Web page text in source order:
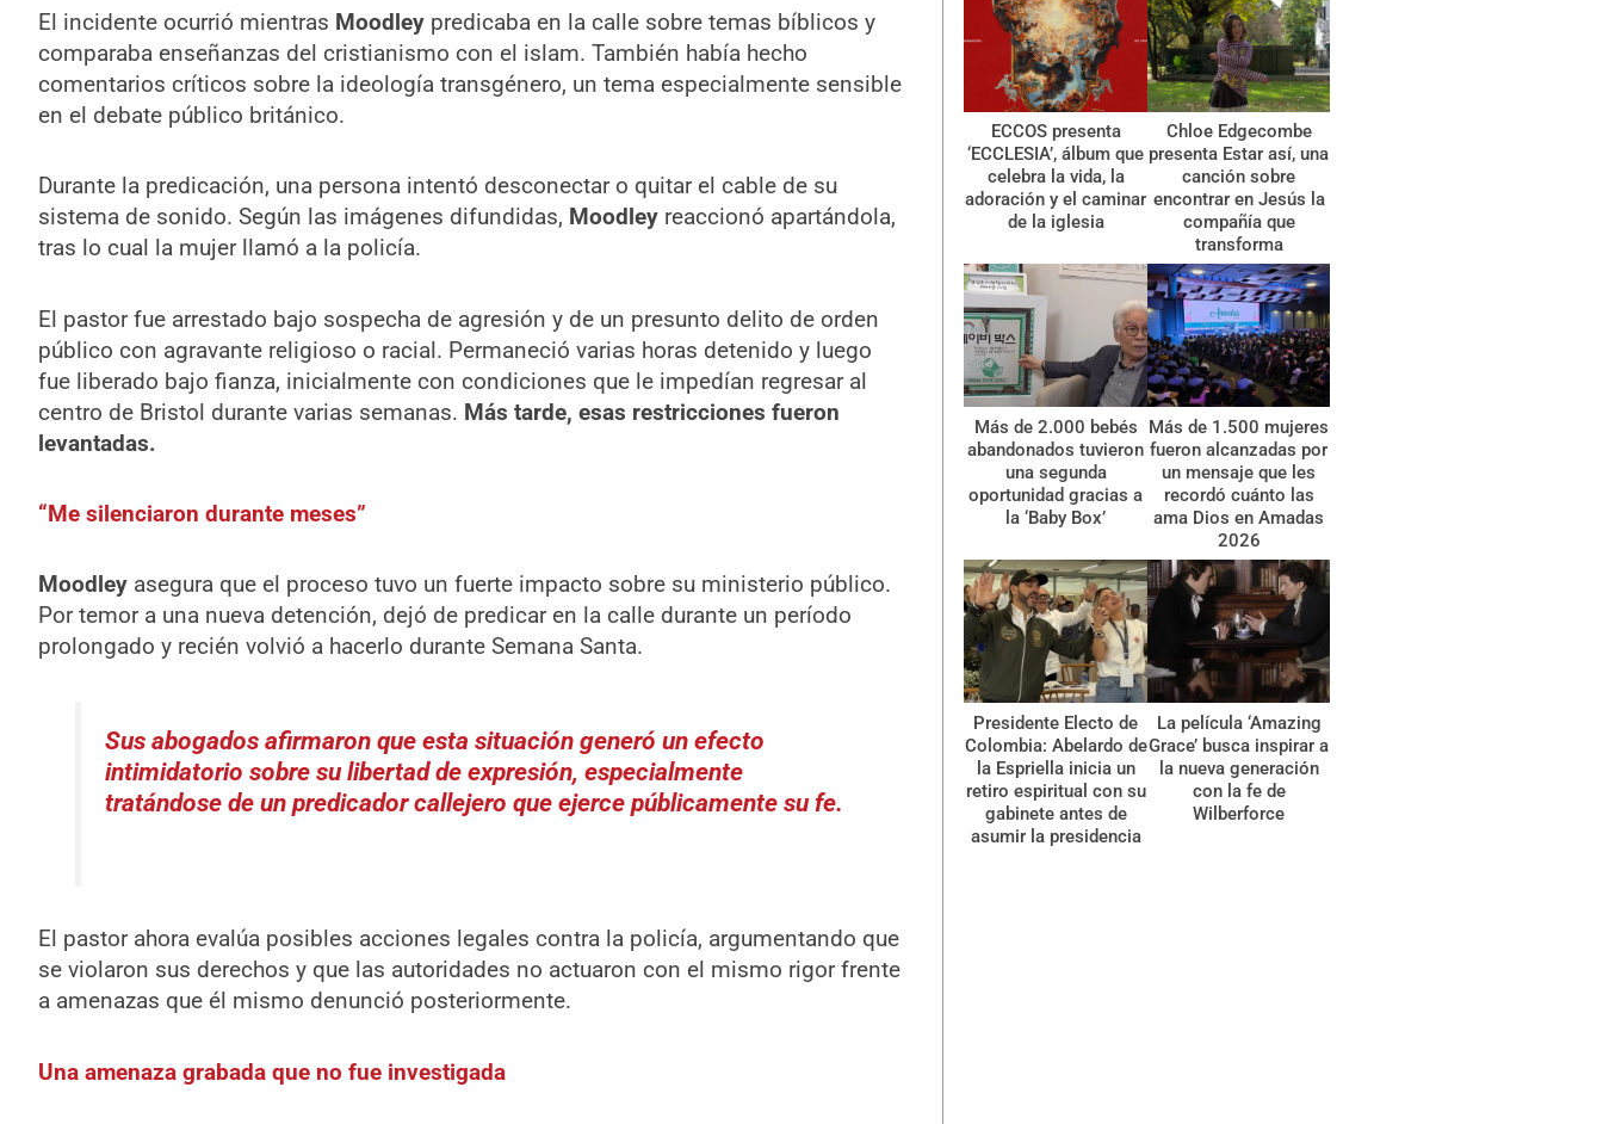
El incidente ocurrió mientras Moodleypredicaba en la calle sobre temas bíblicos y
comparaba enseñanzas del cristianismo con el islam. También había hecho
comentarios críticos sobre la ideología transgénero, un tema especialmente sensible
en el debate público británico.
Durante la predicación, una persona intentó desconectar o quitar el cable de su
sistema de sonido. Según las imágenes difundidas, Moodleyreaccionó apartándola,
tras lo cual la mujer llamó a la policía.
El pastor fue arrestado bajo sospecha de agresión y de un presunto delito de orden
público con agravante religioso o racial. Permaneció varias horas detenido y luego
fue liberado bajo fianza, inicialmente con condiciones que le impedían regresar al
centro de Bristol durante varias semanas. Más tarde, esas restricciones fueron
levantadas.
“Me silenciaron durante meses”
Moodleyasegura que el proceso tuvo un fuerte impacto sobre su ministerio público.
Por temor a una nueva detención, dejó de predicar en la calle durante un período
prolongado y recién volvió a hacerlo durante Semana Santa.
Sus abogados afirmaron que esta situación generó un efecto
intimidatorio sobre su libertad de expresión, especialmente
tratándose de un predicador callejero que ejerce públicamente su fe.
El pastor ahora evalúa posibles acciones legales contra la policía, argumentando que
se violaron sus derechos y que las autoridades no actuaron con el mismo rigor frente
a amenazas que él mismo denunció posteriormente.
Una amenaza grabada que no fue investigada
ECCOS presenta
‘ECCLESIA’, álbum que
celebra la vida, la
adoración y el caminar
de la iglesia
Chloe Edgecombe
presenta Estar así, una
canción sobre
encontrar en Jesús la
compañía que
transforma
Más de 2.000 bebés
abandonados tuvieron
una segunda
oportunidad gracias a
la ‘Baby Box’
Más de 1.500 mujeres
fueron alcanzadas por
un mensaje que les
recordó cuánto las
ama Dios en Amadas
2026
Presidente Electo de
Colombia: Abelardo de
la Espriella inicia un
retiro espiritual con su
gabinete antes de
asumir la presidencia
La película ‘Amazing
Grace’ busca inspirar a
la nueva generación
con la fe de
Wilberforce